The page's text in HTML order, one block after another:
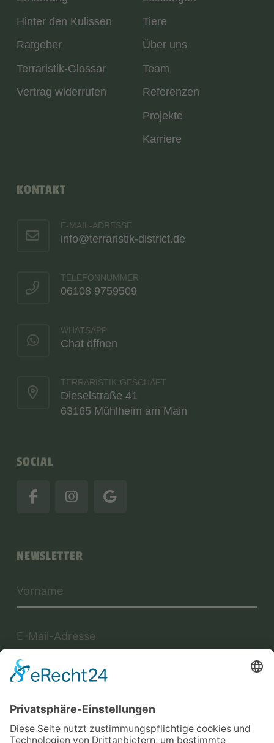
Hinter den Kulissen
Ratgeber
Terraristik-Glossar
Vertrag widerrufen
Tiere
Über uns
Team
Referenzen
Projekte
Karriere
KONTAKT
E-MAIL-ADRESSE
info@terraristik-district.de
TELEFONNUMMER
06108 9759509
WHATSAPP
Chat öffnen
TERRARISTIK-GESCHÄFT
Dieselstraße 41
63165 Mühlheim am Main
SOCIAL
NEWSLETTER
Jetzt anmelden
Mit der Eintragung in dem Newsletter erkläre ich mich mit der
Datenschutzerklärungvon Terraristik District einverstanden.